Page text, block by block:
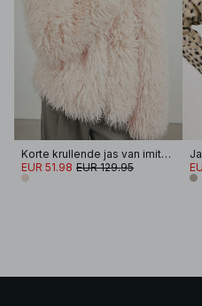
Korte krullende jas van imitatiebont
EUR 51.98 EUR 129.95